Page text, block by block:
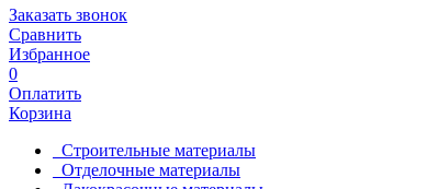
Заказать звонок
Сравнить
Избранное
0
Оплатить
Корзина
Строительные материалы
Отделочные материалы